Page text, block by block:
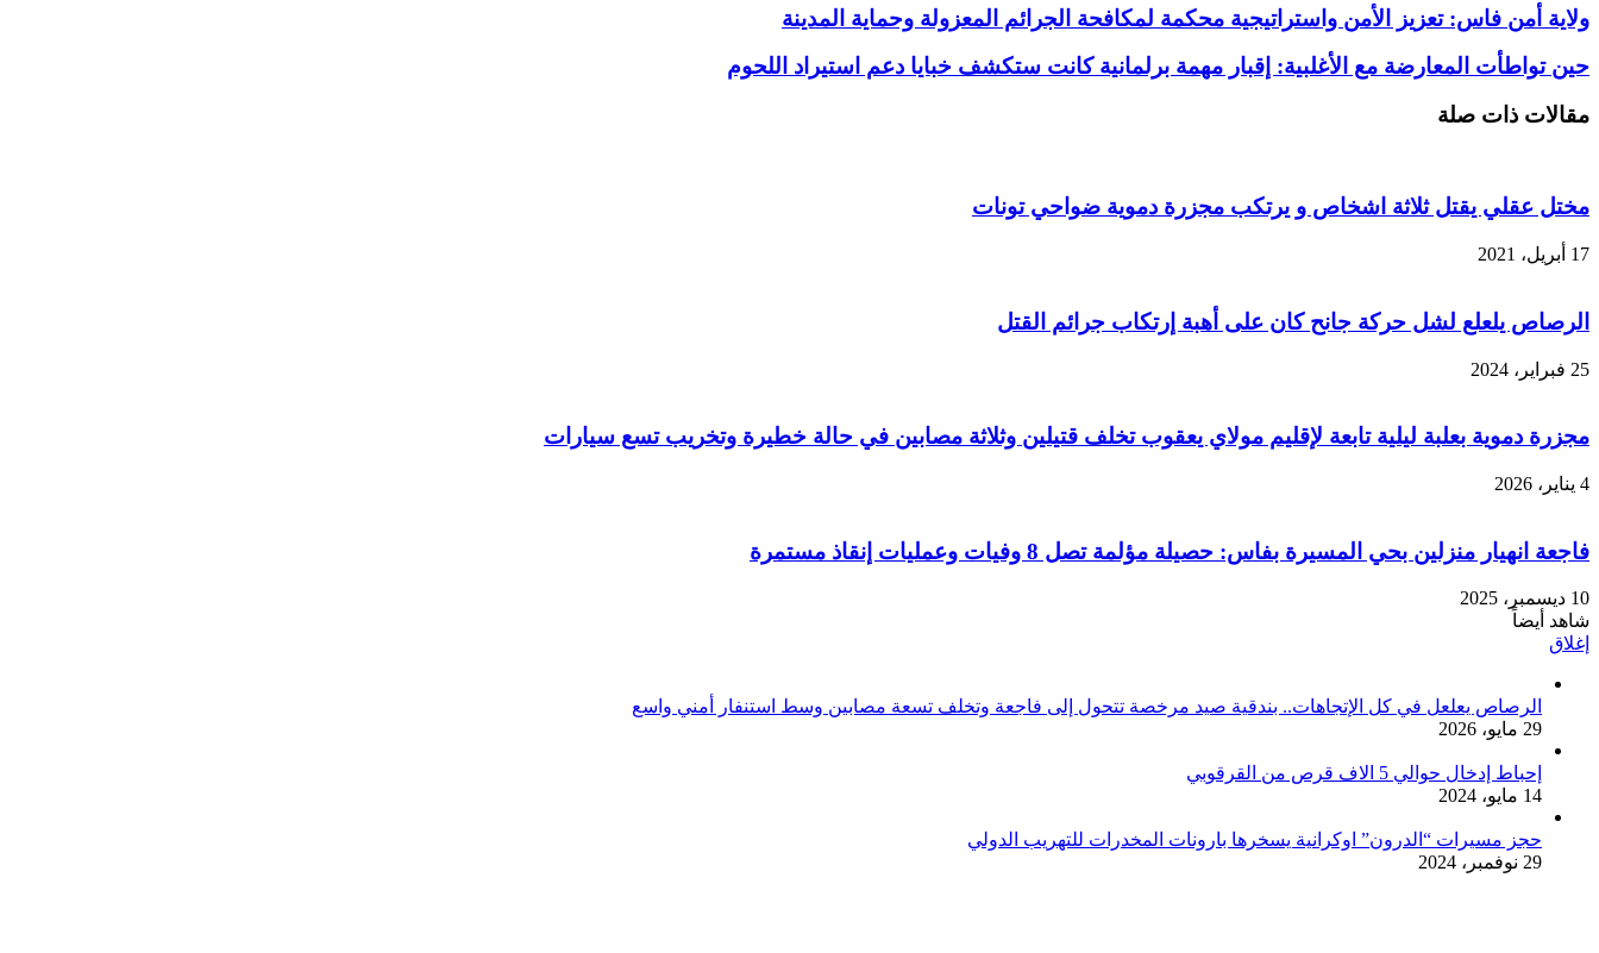
ولاية أمن فاس: تعزيز الأمن واستراتيجية محكمة لمكافحة الجرائم المعزولة وحماية المدينة
حين تواطأت المعارضة مع الأغلبية: إقبار مهمة برلمانية كانت ستكشف خبايا دعم استيراد اللحوم
مقالات ذات صلة
مختل عقلي يقتل ثلاثة اشخاص و يرتكب مجزرة دموية ضواحي تونات
17 أبريل، 2021
الرصاص يلعلع لشل حركة جانح كان على أهبة إرتكاب جرائم القتل
25 فبراير، 2024
مجزرة دموية بعلبة ليلية تابعة لإقليم مولاي يعقوب تخلف قتيلين وثلاثة مصابين في حالة خطيرة وتخريب تسع سيارات
4 يناير، 2026
فاجعة انهيار منزلين بحي المسيرة بفاس: حصيلة مؤلمة تصل 8 وفيات وعمليات إنقاذ مستمرة
10 ديسمبر، 2025
شاهد أيضاً
إغلاق
الرصاص يعلعل في كل الإتجاهات.. بندقية صيد مرخصة تتحول إلى فاجعة وتخلف تسعة مصابين وسط استنفار أمني واسع
29 مايو، 2026
إحباط إدخال حوالي 5 الاف قرص من القرقوبي
14 مايو، 2024
حجز مسيرات “الدرون” اوكرانية يسخرها بارونات المخدرات للتهريب الدولي
29 نوفمبر، 2024